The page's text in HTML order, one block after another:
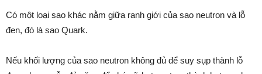
Có một loại sao khác nằm giữa ranh giới của sao neutron và lỗ
đen, đó là sao Quark.
Nếu khối lượng của sao neutron không đủ để suy sụp thành lỗ